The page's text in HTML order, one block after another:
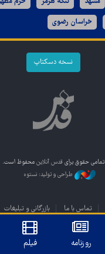
خراسان رضوی
نسخه دسکتاپ
تمامی حقوق برای قدس آنلاین محفوظ است.
طراحی و تولید: نستوه
تماس با ما بازرگانی و تبلیغات
روزنامه فیلم